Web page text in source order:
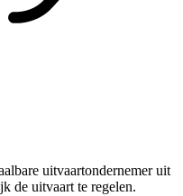
uitvaartondernemer uit
de uitvaart te regelen.